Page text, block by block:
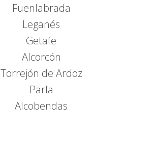
Fuenlabrada
Leganés
Getafe
Alcorcón
Torrejón de Ardoz
Parla
Alcobendas